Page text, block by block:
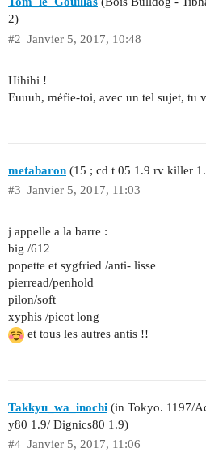
2)
Janvier 5, 2017, 10:48
#2
Hihihi !
Euuuh, méfie-toi, avec un tel sujet, tu
metabaron (15 ; cd t 05 1.9 rv killer
Janvier 5, 2017, 11:03
#3
j appelle a la barre :
big /612
popette et sygfried /anti- lisse
pierread/penhold
pilon/soft
xyphis /picot long
et tous les autres antis !!
Takkyu_wa_inochi (in Tokyo. 1197/
y80 1.9/ Dignics80 1.9)
Janvier 5, 2017, 11:06
#4